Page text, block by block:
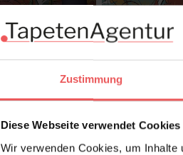
Zustimmung
Diese Webseite verwendet Cookies
Wir verwenden Cookies, um Inhalte